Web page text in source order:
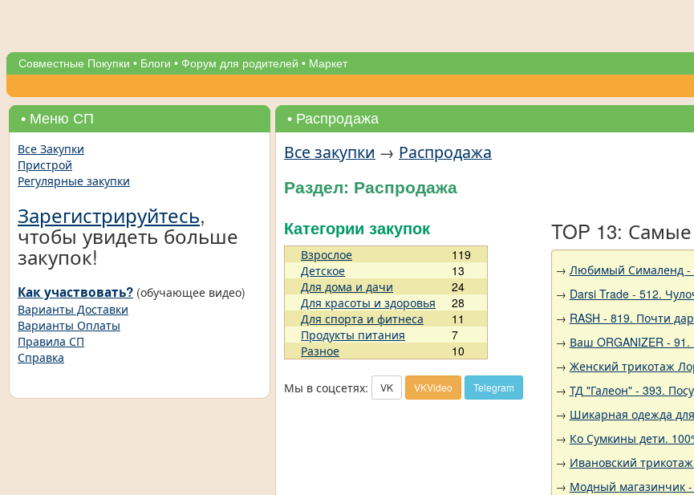
Совместные Покупки • Блоги • Форум для родителей • Маркет
• Меню СП
Все Закупки
Пристрой
Регулярные закупки
Зарегистрируйтесь,
чтобы увидеть больше
закупок!
Как участвовать? (обучающее видео)
Варианты Доставки
Варианты Оплаты
Правила СП
Справка
• Распродажа
Все закупки → Распродажа
Раздел: Распродажа
Категории закупок
Взрослое
119
Детское
13
Для дома и дачи
24
Для красоты и здоровья
28
Для спорта и фитнеса
11
Продукты питания
7
Разное
10
Мы в соцсетях: VK VKVideo Telegram
TOP 13:
→ Любимый Сималенд -
→ Darsi Trade - 512.
→ RASH - 819. Почти
→ Ваш ORGANIZER -
→ Женский трикотаж
→ ТД "Галеон" - 393.
→ Шикарная одежда для
→ Ко Сумкины дети.
→ Ивановский
→ Модный магазинчик